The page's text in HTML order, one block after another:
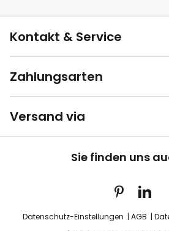
Kontakt & Service
Zahlungsarten
Versand via
Sie finden uns
Datenschutz-Einstellungen AGB